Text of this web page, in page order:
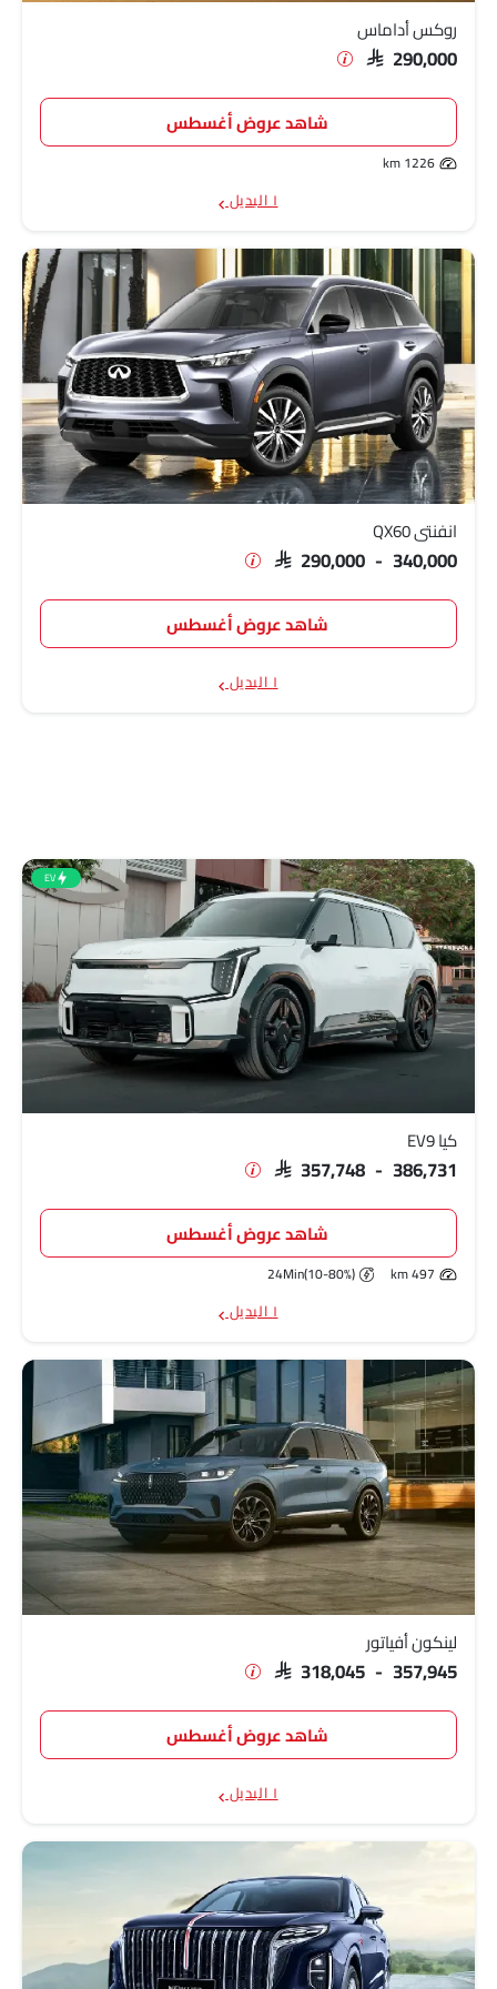
روكس أداماس
SAR 290,000
شاهد عروض أغسطس
1226 km
١ البديل
انفنتي QX60
SAR 290,000 - 340,000
شاهد عروض أغسطس
١ البديل
EV
كيا EV9
SAR 357,748 - 386,731
شاهد عروض أغسطس
497 km
24Min(10-80%)
١ البديل
لينكون أفياتور
SAR 318,045 - 357,945
شاهد عروض أغسطس
١ البديل